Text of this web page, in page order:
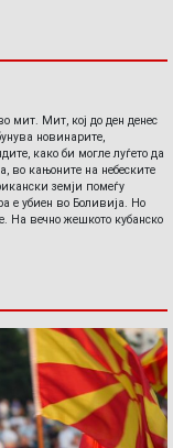
мит. Мит, кој до ден денес
новинарите,
како би могле луѓето да
во кањоните на небеските
земји помеѓу
е убиен во Боливија. Но
На вечно жешкото кубанско